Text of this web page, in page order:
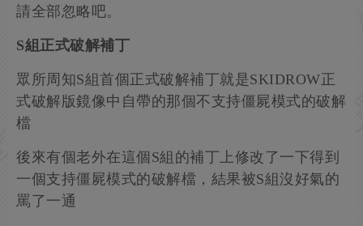
請全部忽略吧。
S組正式破解補丁
眾所周知S組首個正式破解補丁就是SKIDROW正
式破解版鏡像中自帶的那個不支持僵屍模式的破解
檔
後來有個老外在這個S組的補丁上修改了一下得到
一個支持僵屍模式的破解檔，結果被S組沒好氣的
罵了一通